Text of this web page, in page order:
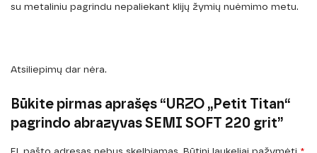
su metaliniu pagrindu nepaliekant klijų žymių nuėmimo metu.
Atsiliepimų dar nėra.
Būkite pirmas aprašęs “URZO „Petit Titan“
pagrindo abrazyvas SEMI SOFT 220 grit”